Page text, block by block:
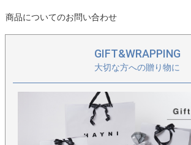
られる仕様。
完全に小さくなるエコバッグとは少し違いま
荷物が増えそうな日や、旅先でのお買い物に
くと心強いバッグです。
【ちらりと効く、配色のアクセント】
商品についてのお問い合わせ
GIFT&WRAPPING
大切な方への贈り物に